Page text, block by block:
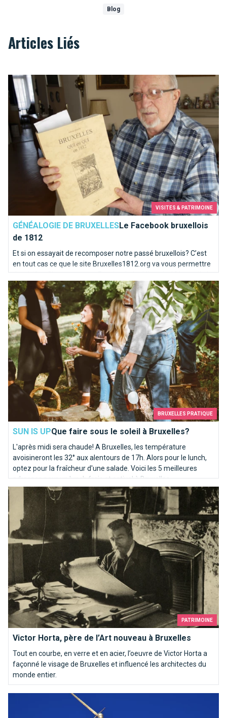
Blog
Articles Liés
VISITES & PATRIMOINE
GÉNÉALOGIE DE BRUXELLESLe Facebook bruxellois
de 1812
Et si on essayait de recomposer notre passé bruxellois? C’est
en tout cas ce que le site Bruxelles1812.org va vous permettre
de vérifier. C’est un peu un Facebook du début du 19ème siècle
! Un site pour les généalogistes et les curieux.
Le Facebook bruxellois de 1812
BRUXELLES PRATIQUE
SUN IS UPQue faire sous le soleil à Bruxelles?
L'après midi sera chaude! A Bruxelles, les température
avoisineront les 32° aux alentours de 17h. Alors pour le lunch,
optez pour la fraîcheur d'une salade. Voici les 5 meilleures
adresses pour un lunch frais et estival à Bruxelles.
Que faire sous le soleil à Bruxelles?
PATRIMOINE
Victor Horta, père de l’Art nouveau à Bruxelles
Tout en courbe, en verre et en acier, l’oeuvre de Victor Horta a
façonné le visage de Bruxelles et influencé les architectes du
monde entier.
Victor Horta, père de l’Art nouveau à Bruxelles
Qui es-tu Saint-Michel ?